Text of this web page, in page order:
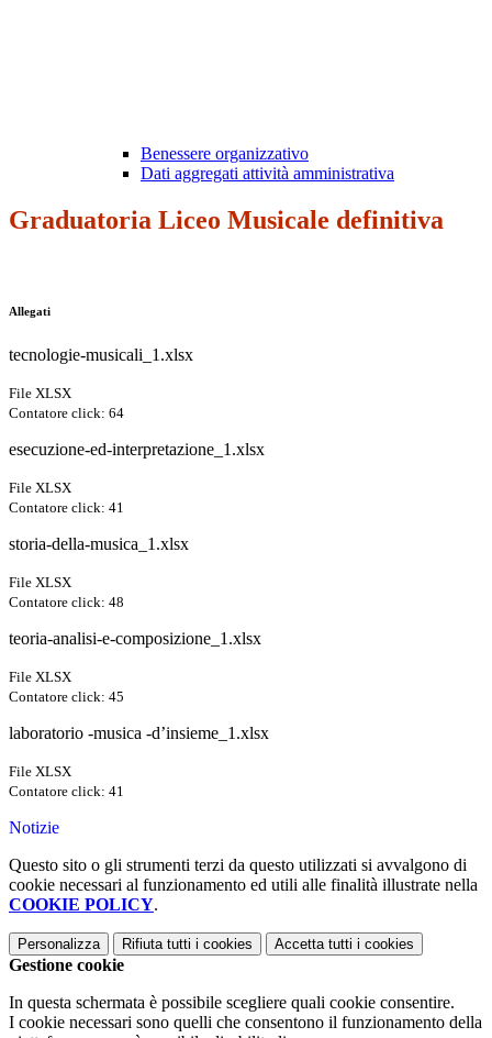
Benessere organizzativo
Dati aggregati attività amministrativa
Graduatoria Liceo Musicale definitiva
Allegati
tecnologie-musicali_1.xlsx
File XLSX
Contatore click: 64
esecuzione-ed-interpretazione_1.xlsx
File XLSX
Contatore click: 41
storia-della-musica_1.xlsx
File XLSX
Contatore click: 48
teoria-analisi-e-composizione_1.xlsx
File XLSX
Contatore click: 45
laboratorio -musica -d’insieme_1.xlsx
File XLSX
Contatore click: 41
Notizie
Questo sito o gli strumenti terzi da questo utilizzati si avvalgono di
cookie necessari al funzionamento ed utili alle finalità illustrate nella
COOKIE POLICY.
Personalizza Rifiuta tutti i cookies Accetta tutti i cookies
Gestione cookie
In questa schermata è possibile scegliere quali cookie consentire.
I cookie necessari sono quelli che consentono il funzionamento della